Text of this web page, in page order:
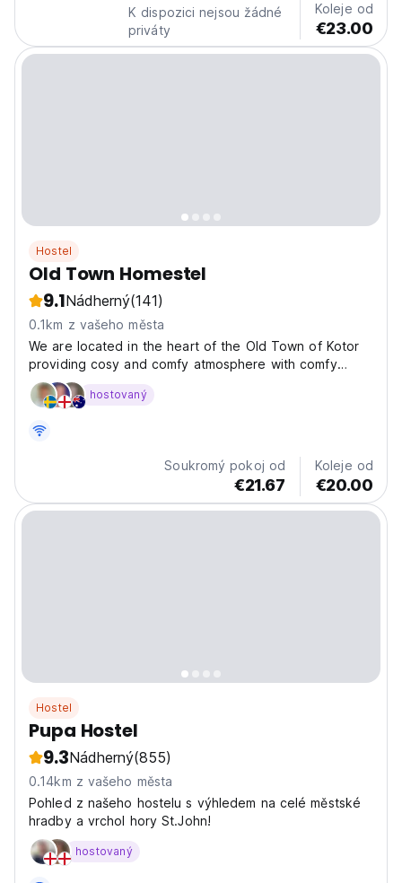
K dispozici nejsou žádné
priváty
Koleje od
€23.00
Hostel
Old Town Homestel
9.1Nádherný(141)
0.1km z vašeho města
We are located in the heart of the Old Town of Kotor
providing cosy and comfy atmosphere with comfy
rooms. All the main attractions of the city are within
your reach (max 1min walk). St. John's Fortress; perfect
hostovaný
Soukromý pokoj od
€21.67
Koleje od
€20.00
Hostel
Pupa Hostel
9.3Nádherný(855)
0.14km z vašeho města
Pohled z našeho hostelu s výhledem na celé městské
hradby a vrchol hory St.John!
hostovaný